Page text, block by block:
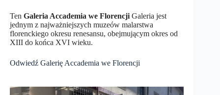
Ten Galeria Accademia we Florencji Galeria jest
jednym z najważniejszych muzeów malarstwa
florenckiego okresu renesansu, obejmującym okres od
XIII do końca XVI wieku.
Odwiedź Galerię Accademia we Florencji